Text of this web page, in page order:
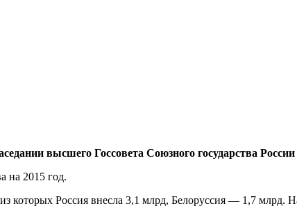
высшего Госсовета Союзного государства
на 2015 год.
которых Россия внесла 3,1 млрд, Белоруссия — 1,7 млрд.